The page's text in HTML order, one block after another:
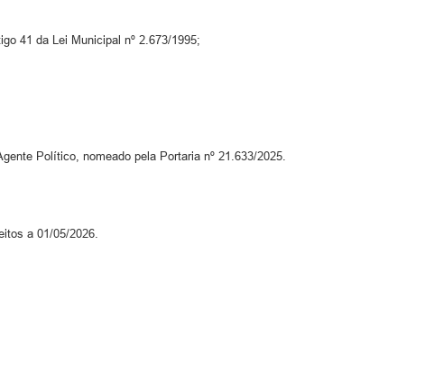
41 da Lei Municipal nº 2.673/1995;
Político, nomeado pela Portaria nº 21.633/2025.
a 01/05/2026.